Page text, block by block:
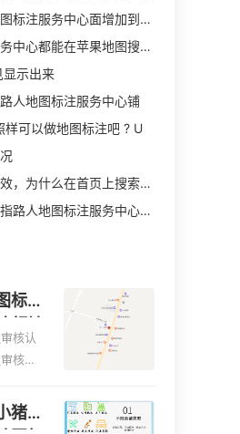
怎么才可以把自己指路人地图标注服务中心面增加到吃喝玩乐上
只要有门指路人地图标注服务中心都能在苹果地图搜到吗
显示出来
人地图标注服务中心铺
可以做地图标注吧 ? U
我们公司申领的地图已经生效，为什么在首页上搜索公司全称在右侧没有地图显示
在怎么免费推广自己的宝贝指路人地图标注服务中心铺。
标注
核认
核认
核认
多久才
猪打